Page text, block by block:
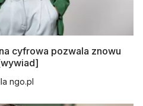
cyfrowa pozwala znowu
ngo.pl